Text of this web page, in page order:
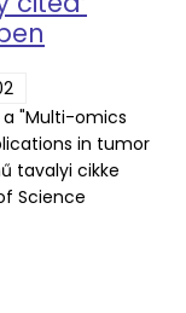
a "Multi-omics
in tumor
tavalyi cikke
Science
cited’ rangot a